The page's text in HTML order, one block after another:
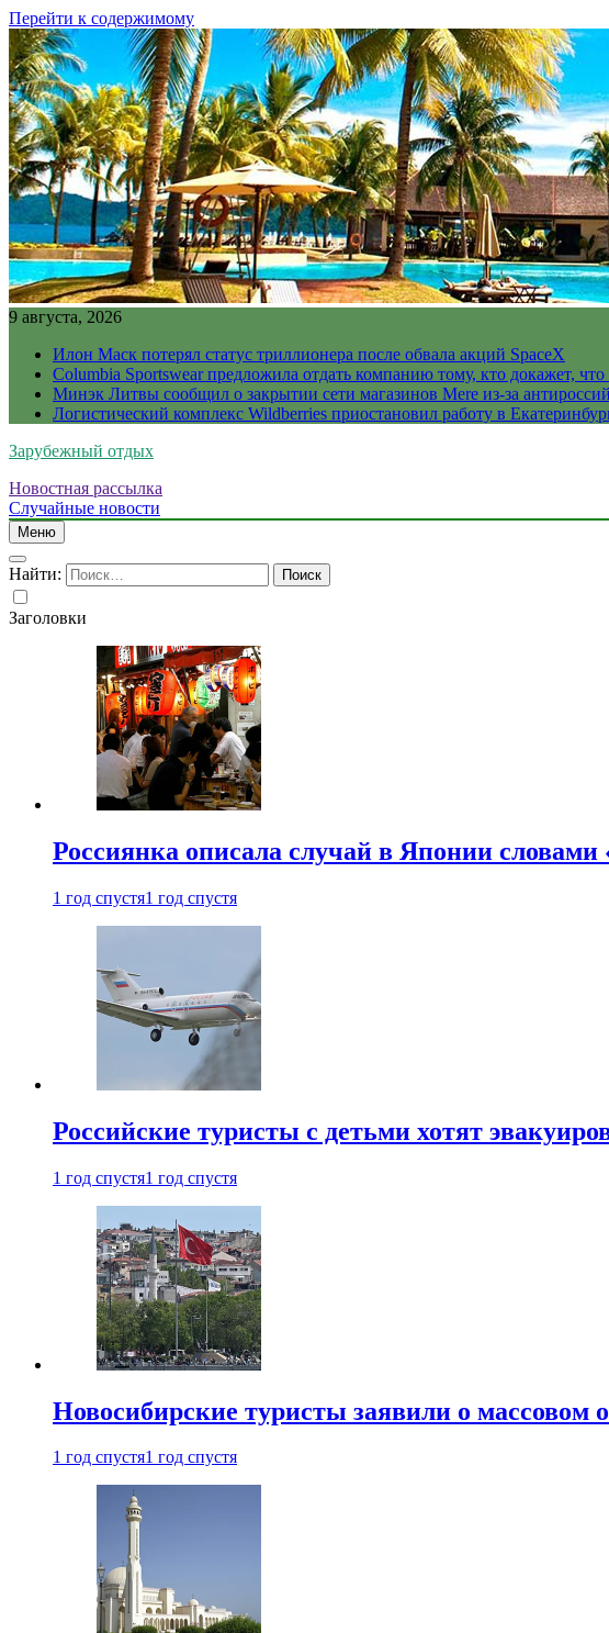
Перейти к содержимому
9 августа, 2026
Илон Маск потерял статус триллионера после обвала акций SpaceX
Columbia Sportswear предложила отдать компанию тому, кто докажет, что
Минэк Литвы сообщил о закрытии сети магазинов Mere из-за
Логистический комплекс Wildberries приостановил работу в
Зарубежный отдых
Новостная рассылка
Случайные новости
Меню
Найти:
Заголовки
Россиянка описала случай в Японии словами
1 год спустя1 год спустя
Российские туристы с детьми хотят
1 год спустя1 год спустя
Новосибирские туристы заявили о массовом
1 год спустя1 год спустя